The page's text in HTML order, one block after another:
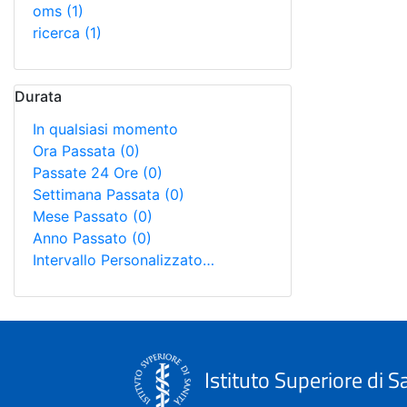
oms (1)
ricerca (1)
Durata
In qualsiasi momento
Ora Passata (0)
Passate 24 Ore (0)
Settimana Passata (0)
Mese Passato (0)
Anno Passato (0)
Intervallo Personalizzato…
Istituto Superiore di